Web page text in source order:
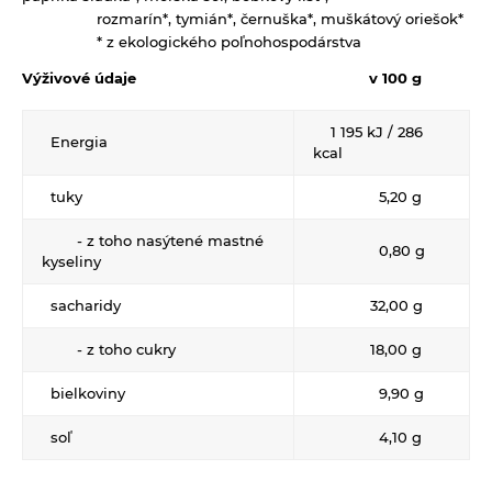
Ryže
Semienka na nakličovanie
Strukoviny
Dezertné krémy - Kolatch
Tyčinky, sušienky, oplátky
Dr.Popov - bylinné kvapky
Éterické oleje na kulinárske účely
Kúpele na detoxikáciu organizmu
Literatúra
Tašky, vrecká
Vankúše
rozmarín*, tymián*, černuška*, muškátový oriešok*
* z ekologického poľnohospodárstva
Výživové údaje v 100 g
Energia
1 195 kJ / 286
kcal
tuky 5,20 g
- z toho nasýtené mastné
kyseliny
0,80 g
sacharidy 32,00 g
- z toho cukry 18,00 g
bielkoviny 9,90 g
soľ 4,10 g